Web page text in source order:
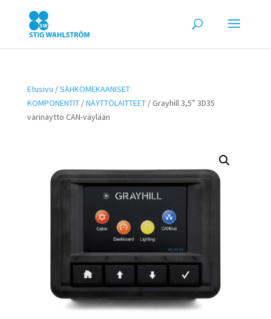
Etusivu /SÄHKÖMEKAANISET
KOMPONENTIT/NÄYTTÖLAITTEET/ Grayhill 3,5” 3D35
värinäyttö CAN-väylään